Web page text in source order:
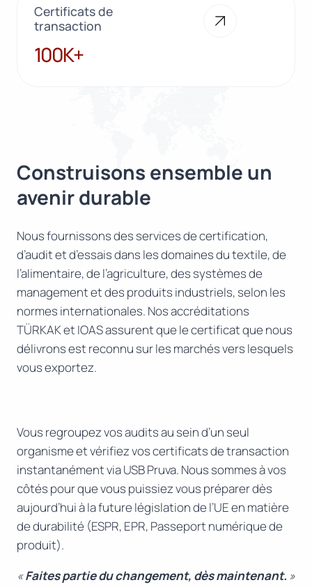
Certificats de
transaction
100K+
100K+
Construisons ensemble un
avenir durable
Nous fournissons des services de certification,
d’audit et d’essais dans les domaines du textile, de
l’alimentaire, de l’agriculture, des systèmes de
management et des produits industriels, selon les
normes internationales. Nos accréditations
TÜRKAK et IOAS assurent que le certificat que nous
délivrons est reconnu sur les marchés vers lesquels
vous exportez.
Vous regroupez vos audits au sein d’un seul
organisme et vérifiez vos certificats de transaction
instantanément via USB Pruva. Nous sommes à vos
côtés pour que vous puissiez vous préparer dès
aujourd’hui à la future législation de l’UE en matière
de durabilité (ESPR, EPR, Passeport numérique de
produit).
«Faites partie du changement, dès maintenant. »